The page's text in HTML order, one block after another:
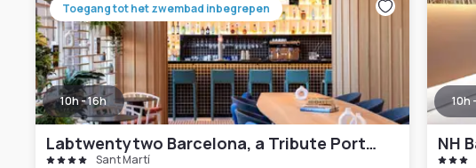
Toegang tot het zwembad inbegrepen
10h - 16h
Labtwentytwo Barcelona, a Tribute Portfolio Hotel
Sant Martí
10h
NH